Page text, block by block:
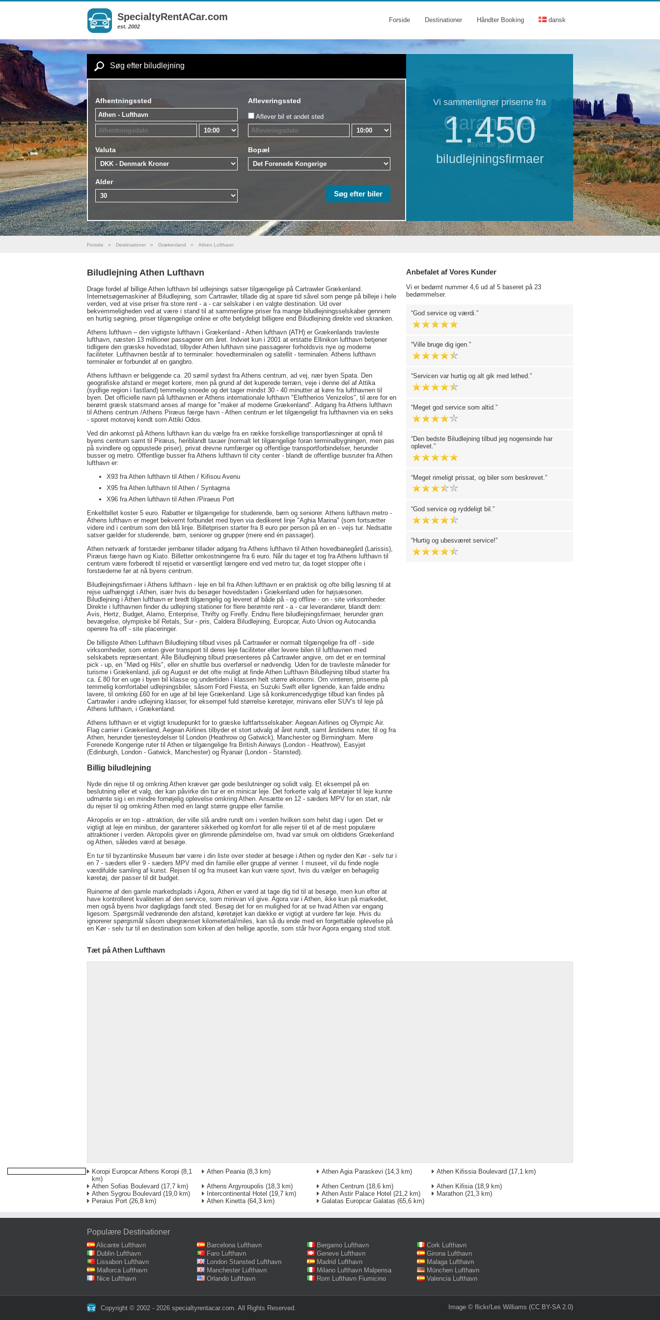
SpecialtyRentACar.com
est. 2002
Forside Destinationer Håndter Booking dansk
Søg efter biludlejning
Afhentningssted Afleveringssted
Aflever bil et andet sted
Valuta Bopæl
Alder
Vi sammenligner priserne fra
1.450
biludlejningsfirmaer
Garanteret
laveste pris
Forside » Destinationer » Grækenland » Athen Lufthavn
Biludlejning Athen Lufthavn
Drage fordel af billige Athen lufthavn bil udlejnings satser tilgængelige på Cartrawler Grækenland.
Internetsøgemaskiner af Biludlejning, som Cartrawler, tillade dig at spare tid såvel som penge på billeje i hele
verden, ved at vise priser fra store rent - a - car selskaber i en valgte destination. Ud over
bekvemmeligheden ved at være i stand til at sammenligne priser fra mange biludlejningsselskaber gennem
en hurtig søgning, priser tilgængelige online er ofte betydeligt billigere end Biludlejning direkte ved skranken.
Athens lufthavn – den vigtigste lufthavn i Grækenland - Athen lufthavn (ATH) er Grækenlands travleste
lufthavn, næsten 13 millioner passagerer om året. Indviet kun i 2001 at erstatte Ellinikon lufthavn betjener
tidligere den græske hovedstad, tilbyder Athen lufthavn sine passagerer forholdsvis nye og moderne
faciliteter. Lufthavnen består af to terminaler: hovedterminalen og satellit - terminalen. Athens lufthavn
terminaler er forbundet af en gangbro.
Athens lufthavn er beliggende ca. 20 sømil sydøst fra Athens centrum, ad vej, nær byen Spata. Den
geografiske afstand er meget kortere, men på grund af det kuperede terræn, veje i denne del af Attika
(sydlige region i fastland) temmelig snoede og det tager mindst 30 - 40 minutter at køre fra lufthavnen til
byen. Det officielle navn på lufthavnen er Athens internationale lufthavn "Eleftherios Venizelos", til ære for en
berømt græsk statsmand anses af mange for "maker af moderne Grækenland". Adgang fra Athens lufthavn
til Athens centrum /Athens Piræus færge havn - Athen centrum er let tilgængeligt fra lufthavnen via en seks
- sporet motorvej kendt som Attiki Odos.
Ved din ankomst på Athens lufthavn kan du vælge fra en række forskellige transportløsninger at opnå til
byens centrum samt til Piræus, heriblandt taxaer (normalt let tilgængelige foran terminalbygningen, men pas
på svindlere og oppustede priser), privat drevne rumfærger og offentlige transportforbindelser, herunder
busser og metro. Offentlige busser fra Athens lufthavn til city center - blandt de offentlige busruter fra Athen
lufthavn er:
X93 fra Athen lufthavn til Athen / Kifisou Avenu
X95 fra Athen lufthavn til Athen / Syntagma
X96 fra Athen lufthavn til Athen /Piraeus Port
Enkeltbillet koster 5 euro. Rabatter er tilgængelige for studerende, børn og seniorer. Athens lufthavn metro -
Athens lufthavn er meget bekvemt forbundet med byen via dedikeret linje "Aghia Marina" (som fortsætter
videre ind i centrum som den blå linje. Billetprisen starter fra 8 euro per person på en en - vejs tur. Nedsatte
satser gælder for studerende, børn, seniorer og grupper (mere end én passager).
Athen netværk af forstæder jernbaner tillader adgang fra Athens lufthavn til Athen hovedbanegård (Larissis),
Piræus færge havn og Kiato. Billetter omkostningerne fra 6 euro. Når du tager et tog fra Athens lufthavn til
centrum være forberedt til rejsetid er væsentligt længere end ved metro tur, da toget stopper ofte i
forstæderne før at nå byens centrum.
Biludlejningsfirmaer i Athens lufthavn - leje en bil fra Athen lufthavn er en praktisk og ofte billig løsning til at
rejse uafhængigt i Athen, især hvis du besøger hovedstaden i Grækenland uden for højsæsonen.
Biludlejning i Athen lufthavn er bredt tilgængelig og leveret af både på - og offline - on - site virksomheder.
Direkte i lufthavnen finder du udlejning stationer for flere berømte rent - a - car leverandører, blandt dem:
Avis, Hertz, Budget, Alamo, Enterprise, Thrifty og Firefly. Endnu flere biludlejningsfirmaer, herunder grøn
bevægelse, olympiske bil Retals, Sur - pris, Caldera Biludlejning, Europcar, Auto Union og Autocandia
operere fra off - site placeringer.
De billigste Athen Lufthavn Biludlejning tilbud vises på Cartrawler er normalt tilgængelige fra off - side
virksomheder, som enten giver transport til deres leje faciliteter eller levere bilen til lufthavnen med
selskabets repræsentant. Alle Biludlejning tilbud præsenteres på Cartrawler angive, om det er en terminal
pick - up, en "Mød og Hils", eller en shuttle bus overførsel er nødvendig. Uden for de travleste måneder for
turisme i Grækenland, juli og August er det ofte muligt at finde Athen Lufthavn Biludlejning tilbud starter fra
ca. £ 80 for en uge i byen bil klasse og undertiden i klassen helt større økonomi. Om vinteren, priserne på
temmelig komfortabel udlejningsbiler, såsom Ford Fiesta, en Suzuki Swift eller lignende, kan falde endnu
lavere, til omkring £60 for en uge af bil leje Grækenland. Lige så konkurrencedygtige tilbud kan findes på
Cartrawler i andre udlejning klasser, for eksempel fuld størrelse køretøjer, minivans eller SUV's til leje på
Athens lufthavn, i Grækenland.
Athens lufthavn er et vigtigt knudepunkt for to græske luftfartsselskaber: Aegean Airlines og Olympic Air.
Flag carrier i Grækenland, Aegean Airlines tilbyder et stort udvalg af året rundt, samt årstidens ruter, til og fra
Athen, herunder tjenesteydelser til London (Heathrow og Gatwick), Manchester og Birmingham. Mere
Forenede Kongerige ruter til Athen er tilgængelige fra British Airways (London - Heathrow), Easyjet
(Edinburgh, London - Gatwick, Manchester) og Ryanair (London - Stansted).
Billig biludlejning
Nyde din rejse til og omkring Athen kræver gør gode beslutninger og solidt valg. Et eksempel på en
beslutning eller et valg, der kan påvirke din tur er en minicar leje. Det forkerte valg af køretøjer til leje kunne
udmønte sig i en mindre fornøjelig oplevelse omkring Athen. Ansætte en 12 - sæders MPV for en start, når
du rejser til og omkring Athen med en langt større gruppe eller familie.
Akropolis er en top - attraktion, der ville slå andre rundt om i verden hvilken som helst dag i ugen. Det er
vigtigt at leje en minibus, der garanterer sikkerhed og komfort for alle rejser til et af de mest populære
attraktioner i verden. Akropolis giver en glimrende påmindelse om, hvad var smuk om oldtidens Grækenland
og Athen, således værd at besøge.
En tur til byzantinske Museum bør være i din liste over steder at besøge i Athen og nyder den Kør - selv tur i
en 7 - sæders eller 9 - sæders MPV med din familie eller gruppe af venner. I museet, vil du finde nogle
værdifulde samling af kunst. Rejsen til og fra museet kan kun være sjovt, hvis du vælger en behagelig
køretøj, der passer til dit budget.
Ruinerne af den gamle markedsplads i Agora, Athen er værd at tage dig tid til at besøge, men kun efter at
have kontrolleret kvaliteten af den service, som minivan vil give. Agora var i Athen, ikke kun på markedet,
men også byens hvor dagligdags fandt sted. Besøg det for en mulighed for at se hvad Athen var engang
ligesom. Spørgsmål vedrørende den afstand, køretøjet kan dække er vigtigt at vurdere før leje. Hvis du
ignorerer spørgsmål såsom ubegrænset kilometertal/miles, kan så du ende med en forgettable oplevelse på
en Kør - selv tur til en destination som kirken af den hellige apostle, som står hvor Agora engang stod stolt.
Anbefalet af Vores Kunder
Vi er bedømt nummer 4,6 ud af 5 baseret på 23
bedømmelser.
God service og værdi.
Ville bruge dig igen.
Servicen var hurtig og alt gik med lethed.
Meget god service som altid.
Den bedste Biludlejning tilbud jeg nogensinde har
oplevet.
Meget rimeligt prissat, og biler som beskrevet.
God service og ryddeligt bil.
Hurtig og ubesværet service!
Tæt på Athen Lufthavn
Koropi Europcar Athens Koropi (8,1
km)
Athen Peania(8,3 km) Athen Agia Paraskevi (14,3 km) Athen Kifissia Boulevard (17,1 km)
Athen Sofias Boulevard (17,7 km) Athens Argyroupolis (18,3 km) Athen Centrum (18,6 km) Athen Kifisia(18,9 km)
Athen Sygrou Boulevard (19,0 km) Intercontinental Hotel (19,7 km) Athen Astir Palace Hotel (21,2 km) Marathon (21,3 km)
Peraius Port (26,8 km) Athen Kinetta(64,3 km) Galatas Europcar Galatas (65,6 km)
Populære Destinationer
Alicante Lufthavn Barcelona Lufthavn Bergamo Lufthavn
Cork Lufthavn
Dublin Lufthavn
Faro Lufthavn Geneve Lufthavn
Girona Lufthavn
Lissabon Lufthavn
London Stansted Lufthavn Madrid Lufthavn
Malaga Lufthavn
Mallorca Lufthavn
Manchester Lufthavn Milano Lufthavn Malpensa
München Lufthavn
Nice Lufthavn
Orlando Lufthavn Rom Lufthavn Fiumicino Valencia Lufthavn
Copyright © 2002 - 2026 specialtyrentacar.com. All Rights Reserved.‎ Image © flickr/Les Williams (CC BY-SA 2.0)‎